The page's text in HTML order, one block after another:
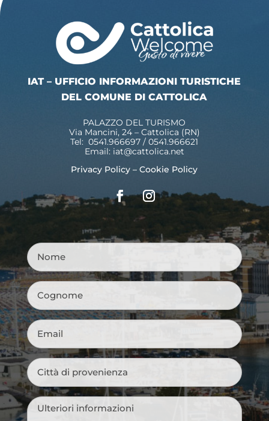
IAT – UFFICIO INFORMAZIONI TURISTICHE
DEL COMUNE DI CATTOLICA
PALAZZO DEL TURISMO
Via Mancini, 24 – Cattolica (RN)
Tel: 0541.966697 / 0541.966621
Email: iat@cattolica.net
Privacy Policy –Cookie Policy
Nome
Cognome
Email
Città
di
provenienza*
Messaggio